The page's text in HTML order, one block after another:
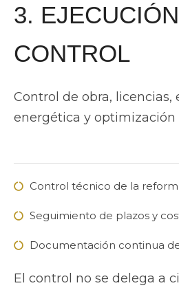
3.
CONTROL
Control de obra, licencias,
energética y optimización
Control técnico de la
Seguimiento de plazos y
Documentación continua
El control no se delega a